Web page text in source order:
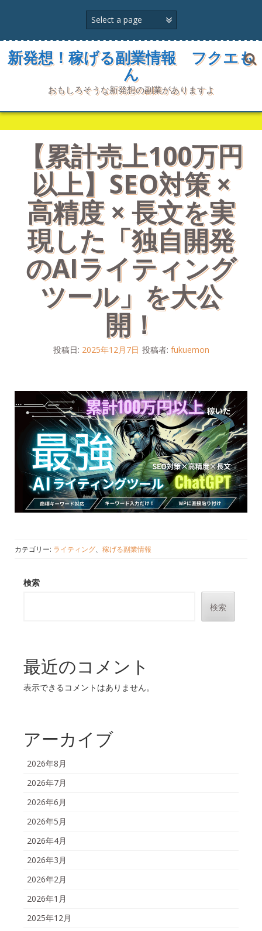
ン
プ
新発想！稼げる副業情報 フクエも
ん
おもしろそうな新発想の副業がありますよ
【累計売上100万円
以上】SEO対策 ×
高精度 × 長文を実
現した「独自開発
のAIライティング
ツール」を大公
開！
投稿日: 2025年12月7日 投稿者: fukuemon
カテゴリー: ライティング、 稼げる副業情報
検索
検索
最近のコメント
表示できるコメントはありません。
アーカイブ
2026年8月
2026年7月
2026年6月
2026年5月
2026年4月
2026年3月
2026年2月
2026年1月
2025年12月